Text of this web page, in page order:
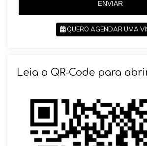
ENVIAR
QUERO AGENDAR UMA
Leia o QR-Code para